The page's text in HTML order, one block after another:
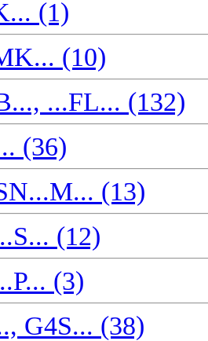
(1)
(10)
...FL... (132)
(36)
(13)
(12)
(3)
G4S... (38)